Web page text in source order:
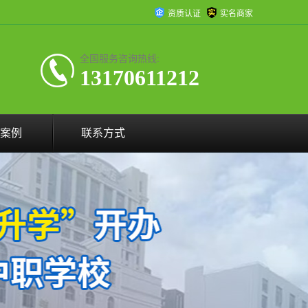
资质认证 实名商家
全国服务咨询热线:
13170611212
例 联系方式